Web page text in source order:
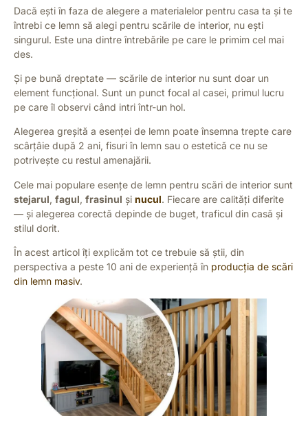
Dacă ești în faza de alegere a materialelor pentru casa ta și te
întrebi ce lemn să alegi pentru scările de interior, nu ești
singurul. Este una dintre întrebările pe care le primim cel mai
des.
Și pe bună dreptate — scările de interior nu sunt doar un
element funcțional. Sunt un punct focal al casei, primul lucru
pe care îl observi când intri într-un hol.
Alegerea greșită a esenței de lemn poate însemna trepte care
scârțâie după 2 ani, fisuri în lemn sau o estetică ce nu se
potrivește cu restul amenajării.
Cele mai populare esențe de lemn pentru scări de interior sunt
stejarul, fagul, frasinul și nucul. Fiecare are calități diferite
— și alegerea corectă depinde de buget, traficul din casă și
stilul dorit.
În acest articol îți explicăm tot ce trebuie să știi, din
perspectiva a peste 10 ani de experiență în producția de scări
din lemn masiv.